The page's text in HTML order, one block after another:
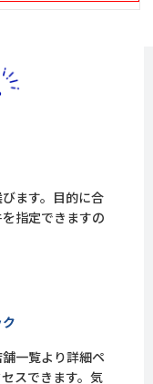
ます。目的に合
指定できますの
一覧より詳細ペ
スできます。気